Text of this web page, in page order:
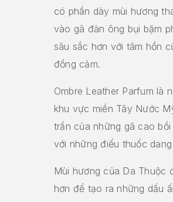
có phần dày mùi hương
vào gã đàn ông bụi bặm
sâu sắc hơn với tâm hồn
đồng cảm.
Ombre Leather Parfum là
khu vực miền Tây Nước
trần của những gã cao
với những điếu thuốc
Mùi hương của Da Thuộc
hơn để tạo ra những dấu